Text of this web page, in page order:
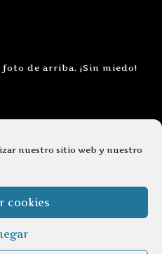
nuestro sitio web y nuestro
cookies
de arriba. ¡Sin miedo!